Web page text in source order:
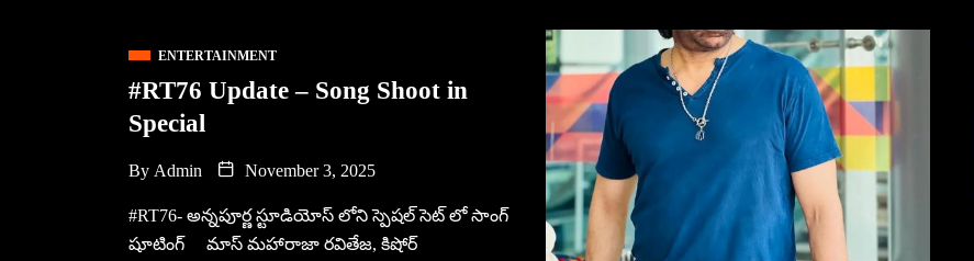
ENTERTAINMENT
#RT76 Update – Song Shoot in
Special
By Admin November 3, 2025
#RT76- అన్నపూర్ణ స్టూడియోస్ లోని స్పెషల్ సెట్ లో సాంగ్
షూటింగ్ మాస్ మహారాజా రవితేజ, కిషోర్